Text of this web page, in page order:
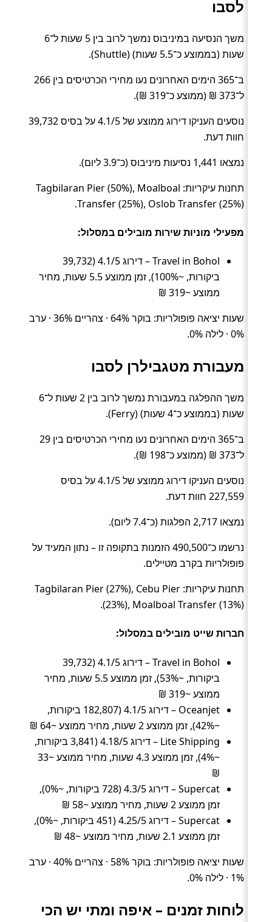
לסבו
משך הנסיעה במיניבוס נמשך לרוב בין 5 שעות ל־6
שעות (בממוצע כ־5.5 שעות) (Shuttle).
ב־365 הימים האחרונים נעו מחירי הכרטיסים בין 266
ל־373 ₪ (ממוצע כ־319 ₪).
נוסעים העניקו דירוג ממוצע של 4.1/5 על בסיס 39,732
חוות דעת.
נמצאו 1,441 נסיעות מיניבוס (כ־3.9 ליום).
תחנות עיקריות: Tagbilaran Pier (50%), Moalboal
Transfer (25%), Oslob Transfer (25%).
מפעילי מוניות שירות מובילים במסלול:
Travel in Bohol – דירוג 4.1/5 (39,732
ביקורות, ~100%), זמן ממוצע 5.5 שעות, מחיר
ממוצע ~319 ₪
שעות יציאה פופולריות: בוקר 64% · צהריים 36% · ערב
0% · לילה 0%.
מעבורת מטגבילרן לסבו
משך ההפלגה במעבורת נמשך לרוב בין 2 שעות ל־6
שעות (בממוצע כ־4 שעות) (Ferry).
ב־365 הימים האחרונים נעו מחירי הכרטיסים בין 29
ל־373 ₪ (ממוצע כ־198 ₪).
נוסעים העניקו דירוג ממוצע של 4.1/5 על בסיס
227,559 חוות דעת.
נמצאו 2,717 הפלגות (כ־7.4 ליום).
נרשמו כ־490,500 הזמנות בתקופה זו – נתון המעיד על
פופולריות בקרב מטיילים.
תחנות עיקריות: Tagbilaran Pier (27%), Cebu Pier
(23%), Moalboal Transfer (13%).
חברות שייט מובילים במסלול:
Travel in Bohol – דירוג 4.1/5 (39,732
ביקורות, ~53%), זמן ממוצע 5.5 שעות, מחיר
ממוצע ~319 ₪
Oceanjet – דירוג 4.1/5 (182,807 ביקורות,
~42%), זמן ממוצע 2 שעות, מחיר ממוצע ~64 ₪
Lite Shipping – דירוג 4.18/5 (3,841 ביקורות,
~4%), זמן ממוצע 4.3 שעות, מחיר ממוצע ~33
₪
Supercat – דירוג 4.3/5 (728 ביקורות, ~0%),
זמן ממוצע 2 שעות, מחיר ממוצע ~58 ₪
Supercat – דירוג 4.25/5 (451 ביקורות, ~0%),
זמן ממוצע 2.1 שעות, מחיר ממוצע ~48 ₪
שעות יציאה פופולריות: בוקר 58% · צהריים 40% · ערב
1% · לילה 0%.
לוחות זמנים – איפה ומתי יש הכי